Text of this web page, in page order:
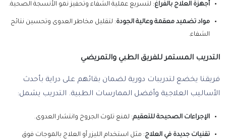
أجهزة العلاج بالفراغ: لتسريع عملية الشفاء وتحفيز نمو الأنسجة الصحية.
مواد تضميد معقمة وعالية الجودة: لتقليل مخاطر العدوى وتحسين نتائج
الشفاء.
التدريب المستمر للفريق الطبي والتمريضي
فريقنا يخضع لتدريبات دورية لضمان بقائهم على دراية بأحدث
الأساليب العلاجية وأفضل الممارسات الطبية. التدريب يشمل:
الإجراءات الصحيحة للتعقيم: لمنع تلوث الجروح وانتشار العدوى.
تقنيات جديدة في العلاج: مثل استخدام الليزر أو العلاج بالموجات فوق